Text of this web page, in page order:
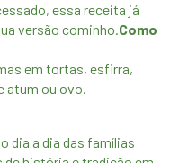
essa receita já
versão cominho.Como
em tortas, esfirra,
atum ou ovo.
dia a dia das famílias